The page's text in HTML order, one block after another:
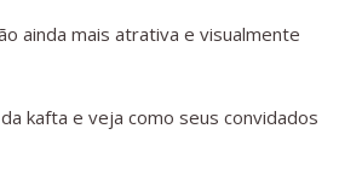
ainda mais atrativa e visualmente
kafta e veja como seus convidados